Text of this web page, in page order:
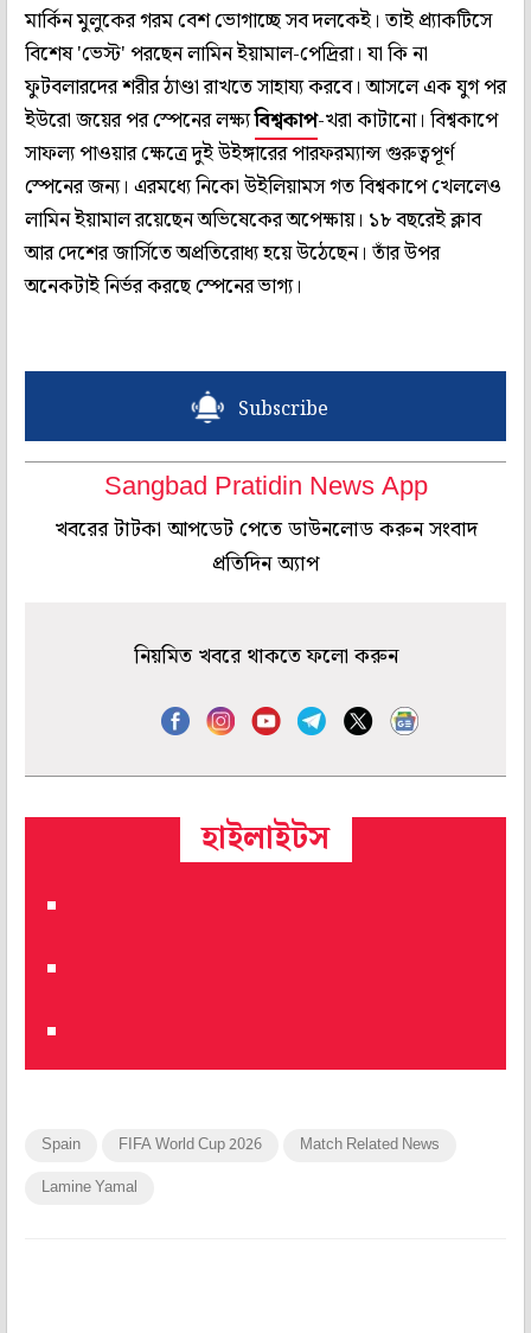
মার্কিন মুলুকের গরম বেশ ভোগাচ্ছে সব দলকেই। তাই প্র্যাকটিসে
বিশেষ 'ভেস্ট' পরছেন লামিন ইয়ামাল-পেদ্রিরা। যা কি না
ফুটবলারদের শরীর ঠাণ্ডা রাখতে সাহায্য করবে। আসলে এক যুগ পর
ইউরো জয়ের পর স্পেনের লক্ষ্যবিশ্বকাপ-খরা কাটানো। বিশ্বকাপে
সাফল্য পাওয়ার ক্ষেত্রে দুই উইঙ্গারের পারফরম্যান্স গুরুত্বপূর্ণ
স্পেনের জন্য। এরমধ্যে নিকো উইলিয়ামস গত বিশ্বকাপে খেললেও
লামিন ইয়ামাল রয়েছেন অভিষেকের অপেক্ষায়। ১৮ বছরেই ক্লাব
আর দেশের জার্সিতে অপ্রতিরোধ্য হয়ে উঠেছেন। তাঁর উপর
অনেকটাই নির্ভর করছে স্পেনের ভাগ্য।
Subscribe
Sangbad Pratidin News App
খবরের টাটকা আপডেট পেতে ডাউনলোড করুন সংবাদ
প্রতিদিন অ্যাপ
নিয়মিত খবরে থাকতে ফলো করুন
হাইলাইটস
Spain FIFA World Cup 2026 Match Related News
Lamine Yamal